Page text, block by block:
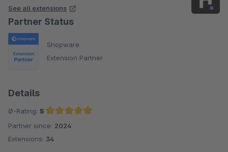
See all extensions
Partner Status
Shopware
Extension Partner
Details
Ø-Rating: 5
Average rating of 5 out of 5 stars
Partner since: 2024
Extensions: 34